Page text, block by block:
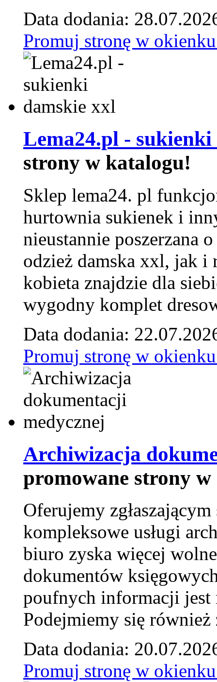
Data dodania:
Promuj stronę w
Lema24.pl -
strony w katalogu!
Sklep lema24. pl
hurtownia sukienek i
nieustannie poszerzana
odzież damska xxl, jak i
kobieta znajdzie dla
wygodny komplet
Data dodania:
Promuj stronę w
Archiwizacja
promowane strony
Oferujemy
kompleksowe usługi
biuro zyska więcej
dokumentów
poufnych informacji jest
Podejmiemy się
Data dodania:
Promuj stronę w